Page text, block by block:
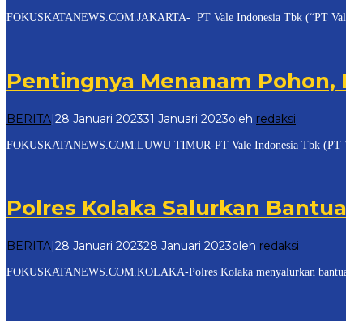
FOKUSKATANEWS.COM.JAKARTA- PT Vale Indonesia Tbk (“PT
Pentingnya Menanam Pohon,
BERITA|28 Januari 202331 Januari 2023oleh redaksi
FOKUSKATANEWS.COM.LUWU TIMUR-PT Vale Indonesia Tbk (PT
Polres Kolaka Salurkan
BERITA|28 Januari 202328 Januari 2023oleh redaksi
FOKUSKATANEWS.COM.KOLAKA-Polres Kolaka menyalurkan